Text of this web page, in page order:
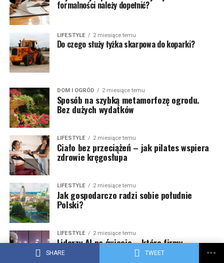
SHARE TWEET
formalności należy dopełnić?
LIFESTYLE 2 miesiące temu
Do czego służy łyżka skarpowa do koparki?
DOM I OGRÓD 2 miesiące temu
Sposób na szybką metamorfozę ogrodu.
Bez dużych wydatków
LIFESTYLE 2 miesiące temu
Ciało bez przeciążeń – jak pilates wspiera
zdrowie kręgosłupa
LIFESTYLE 2 miesiące temu
Jak gospodarczo radzi sobie południe
Polski?
LIFESTYLE 2 miesiące temu
Liderzy AI na świecie – które firmy
wyznaczają kierunek rozwoju sztucznej